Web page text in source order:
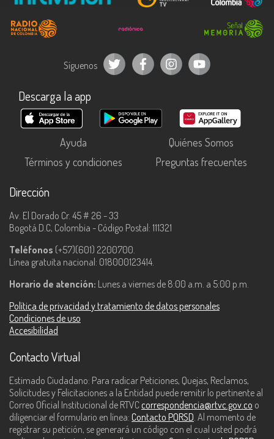
Síguenos
Descarga la app
Ayuda
Quiénes Somos
Términos y condiciones
Preguntas frecuentes
Dirección
Av. El Dorado Cr. 45 # 26 - 33
Bogotá D.C, Colombia - Código Postal: 111321
Teléfonos (+57)(601) 2200700.
Línea gratuita nacional: 018000123414.
Horario de atención: Lunes a viernes de 8:00 a.m. a 5:00 p.m.
Política de privacidad y tratamiento de datos personales
Condiciones de uso
Accesibilidad
Contacto Virtual
Estimado Ciudadano: Para radicar Peticiones, Quejas, Reclamos,
Solicitudes y Felicitaciones a la Entidad puede remitir lo pertinente al
Correo Oficial Institucional de RTVC correspondencia@rtvc.gov.co o
diligenciar el formulario en línea: Contacto PQRSD. Al momento de
registrar su petición, se generará un código con el cual usted podrá